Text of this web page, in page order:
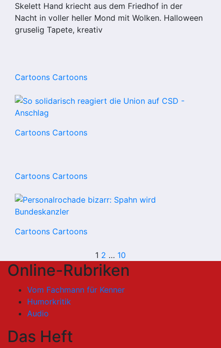
Skelett Hand kriecht aus dem Friedhof in der
Nacht in voller heller Mond mit Wolken. Halloween
gruselig Tapete, kreativ
Cartoons Cartoons
Cartoons Cartoons
Cartoons Cartoons
Cartoons Cartoons
der
Beiträge
1 2 … 10
Online-Rubriken
Vom Fachmann für Kenner
Humorkritik
Audio
Das Heft